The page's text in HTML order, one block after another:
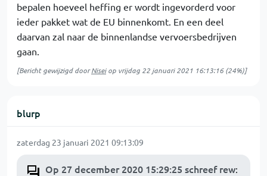
bepalen hoeveel heffing er wordt ingevorderd voor
ieder pakket wat de EU binnenkomt. En een deel
daarvan zal naar de binnenlandse vervoersbedrijven
gaan.
[Bericht gewijzigd doorNiseiop vrijdag 22 januari 2021 16:13:16(24%)]
blurp
zaterdag 23 januari 2021 09:13:09
Op 27 december 2020 15:29:25 schreef rew: